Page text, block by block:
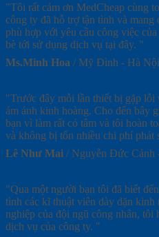
"Tôi rất cảm ơn MedCheap cùng
công ty đã hỗ trợ tận tình và mang
phù hợp với yêu cầu công việc
bè tới sử dụng dịch vụ tại đây. "
Ms.Minh Hoa / Mỹ Đình - Hà Nội
"Trước đây mỗi lần thiết bị gặp
ám ảnh kinh hoàng. Cho đến bây
bạn vì làm rất có tâm và tôi hoàn
và không bị tốn nhiều chi phí
Lê Như Mai / Nguyễn Đức Cảnh
"Qua một người bạn tôi đã biết
tình các kĩ thuật viên dày dặn kinh
nghiệp của đội ngũ công nhân, tôi
dịch vụ của công ty. "